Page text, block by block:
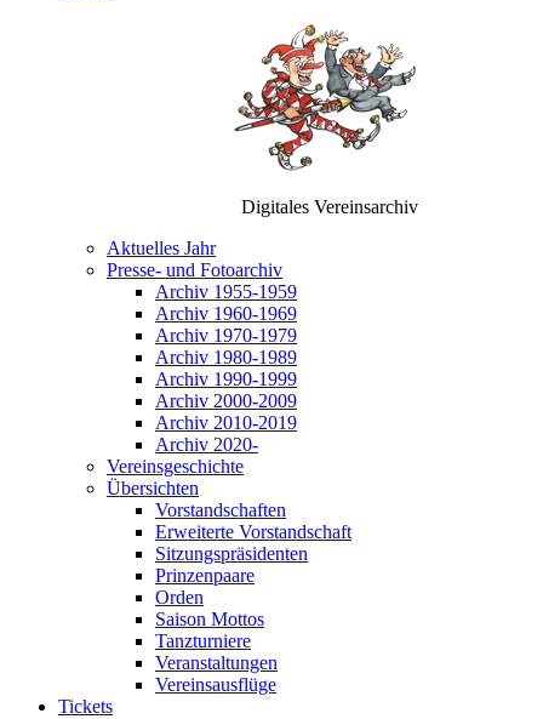
Digitales Vereinsarchiv
Aktuelles Jahr
Presse- und Fotoarchiv
Archiv 1955-1959
Archiv 1960-1969
Archiv 1970-1979
Archiv 1980-1989
Archiv 1990-1999
Archiv 2000-2009
Archiv 2010-2019
Archiv 2020-
Vereinsgeschichte
Übersichten
Vorstandschaften
Erweiterte Vorstandschaft
Sitzungspräsidenten
Prinzenpaare
Orden
Saison Mottos
Tanzturniere
Veranstaltungen
Vereinsausflüge
Tickets